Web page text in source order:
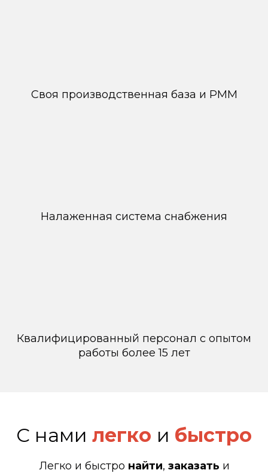
Своя производственная база и РММ
Налаженная система снабжения
Квалифицированный персонал с опытом
работы более 15 лет
С нами легко и быстро
Легко и быстро найти, заказать и